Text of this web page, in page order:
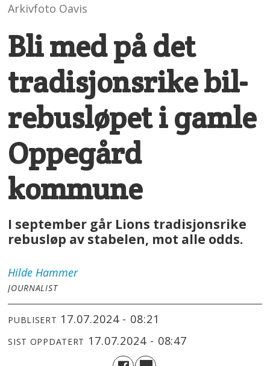
Arkivfoto Oavis
Bli med på det
tradisjonsrike bil-
rebusløpet i gamle
Oppegård
kommune
I september går Lions tradisjonsrike
rebusløp av stabelen, mot alle odds.
Hilde Hammer
JOURNALIST
PUBLISERT 17.07.2024 - 08:21
SIST OPPDATERT 17.07.2024 - 08:47